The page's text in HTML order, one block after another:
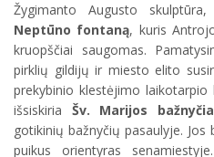
Žygimanto Augusto
Neptūno fontaną, kuris
kruopščiai saugomas.
pirklių gildijų ir miesto elito
prekybinio klestėjimo
išsiskiria Šv. Marijos bažnyčia
gotikinių bažnyčių pasaulyje.
puikus orientyras